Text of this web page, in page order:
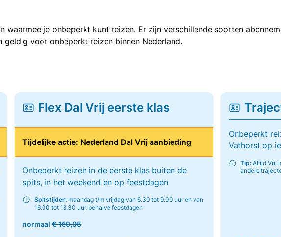
waarmee je onbeperkt kunt reizen. Er zijn verschillende soorten
voor onbeperkt reizen binnen Nederland.
Flex Dal Vrij eerste klas
Tijdelijke actie: Nederland Dal Vrij aanbieding
Onbeperkt reizen in de eerste klas buiten de
spits, in het weekend en op feestdagen
Spitstijden: maandag t/m vrijdag van 6.30 tot 9.00 uur en van
16.00 tot 18.30 uur, behalve feestdagen
normaal€ 169,95
Onbeperkt
Vathorst op
Tip:Altijd Vrij
andere